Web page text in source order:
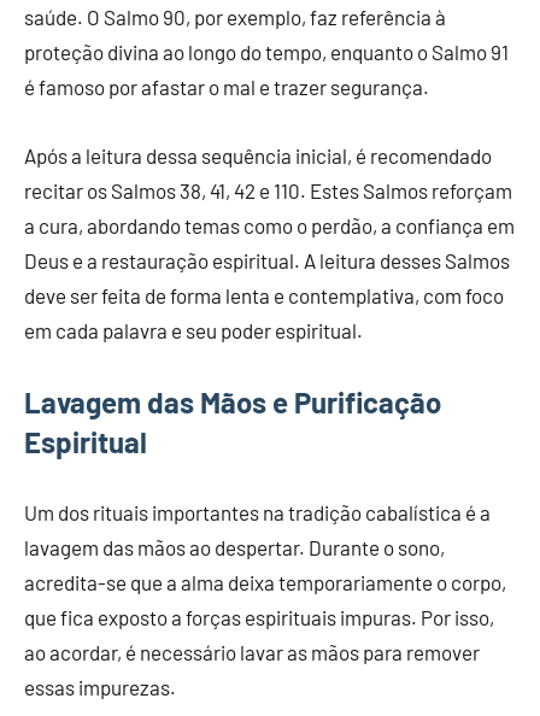
saúde. O Salmo 90, por exemplo, faz referência à
proteção divina ao longo do tempo, enquanto o Salmo 91
é famoso por afastar o mal e trazer segurança.
Após a leitura dessa sequência inicial, é recomendado
recitar os Salmos 38, 41, 42 e 110. Estes Salmos reforçam
a cura, abordando temas como o perdão, a confiança em
Deus e a restauração espiritual. A leitura desses Salmos
deve ser feita de forma lenta e contemplativa, com foco
em cada palavra e seu poder espiritual.
Lavagem das Mãos e Purificação
Espiritual
Um dos rituais importantes na tradição cabalística é a
lavagem das mãos ao despertar. Durante o sono,
acredita-se que a alma deixa temporariamente o corpo,
que fica exposto a forças espirituais impuras. Por isso,
ao acordar, é necessário lavar as mãos para remover
essas impurezas.